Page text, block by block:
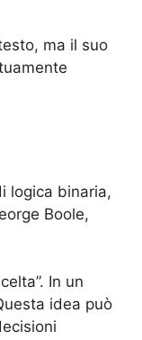
ma il suo
logica binaria,
Boole,
In un
idea può